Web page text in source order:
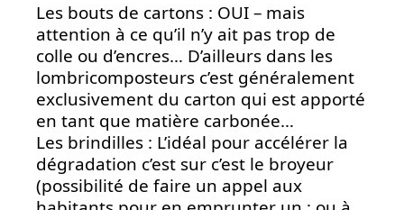
Les bouts de cartons : OUI – mais
attention à ce qu’il n’y ait pas trop de
colle ou d’encres… D’ailleurs dans les
lombricomposteurs c’est généralement
exclusivement du carton qui est apporté
en tant que matière carbonée…
Les brindilles : L’idéal pour accélérer la
dégradation c’est sur c’est le broyeur
(possibilité de faire un appel aux